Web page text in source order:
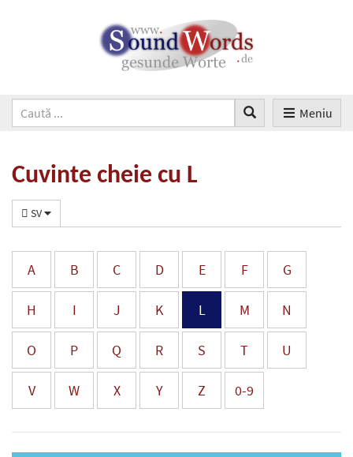
Meniu
Cuvinte cheie cu L
SV
A B C D E F G
H I J K L M N
O P Q R S T U
V W X Y Z 0-9